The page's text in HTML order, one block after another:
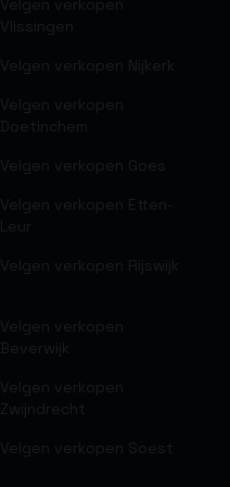
Velgen verkopen
Vlissingen
Velgen verkopen Nijkerk
Velgen verkopen
Doetinchem
Velgen verkopen Goes
Velgen verkopen Etten-
Leur
Velgen verkopen Rijswijk
Velgen verkopen
Beverwijk
Velgen verkopen
Zwijndrecht
Velgen verkopen Soest